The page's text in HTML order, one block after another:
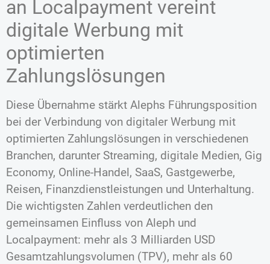
an Localpayment vereint
digitale Werbung mit
optimierten
Zahlungslösungen
Diese Übernahme stärkt Alephs Führungsposition
bei der Verbindung von digitaler Werbung mit
optimierten Zahlungslösungen in verschiedenen
Branchen, darunter Streaming, digitale Medien, Gig
Economy, Online-Handel, SaaS, Gastgewerbe,
Reisen, Finanzdienstleistungen und Unterhaltung.
Die wichtigsten Zahlen verdeutlichen den
gemeinsamen Einfluss von Aleph und
Localpayment: mehr als 3 Milliarden USD
Gesamtzahlungsvolumen (TPV), mehr als 60